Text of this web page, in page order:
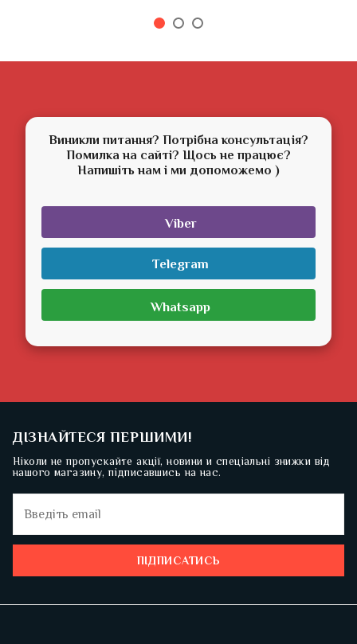
Виникли питання? Потрібна консультація?
Помилка на сайті? Щось не працює?
Напишіть нам і ми допоможемо )
Viber
Telegram
Whatsapp
ДІЗНАЙТЕСЯ ПЕРШИМИ!
Ніколи не пропускайте акції, новини и спеціальні знижки від
нашого магазину, підписавшись на нас.
ПІДПИСАТИСЬ